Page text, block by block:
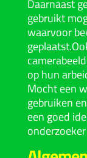
Daarnaast
gebruikt
waarvoor
op hun
Mocht een
gebruiken
een goed